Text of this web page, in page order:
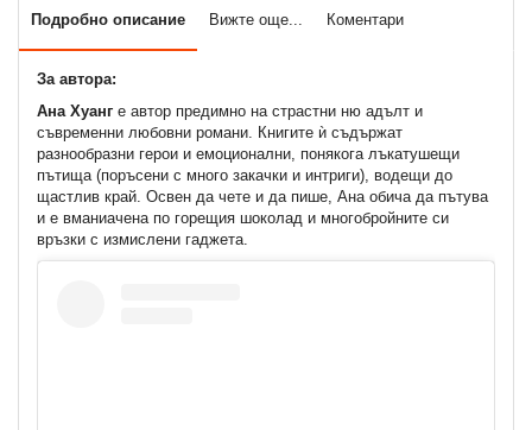
Подробно описание Вижте още... Коментари
За автора:
Ана Хуанг е автор предимно на страстни ню адълт и
съвременни любовни романи. Книгите ѝ съдържат
разнообразни герои и емоционални, понякога лъкатушещи
пътища (поръсени с много закачки и интриги), водещи до
щастлив край. Освен да чете и да пише, Ана обича да пътува
и е вманиачена по горещия шоколад и многобройните си
връзки с измислени гаджета.